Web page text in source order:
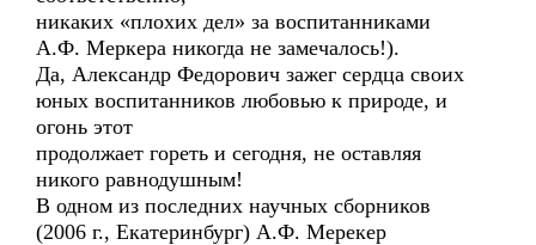
никаких «плохих дел» за воспитанниками
А.Ф. Меркера никогда не замечалось!).
Да, Александр Федорович зажег сердца своих
юных воспитанников любовью к природе, и
огонь этот
продолжает гореть и сегодня, не оставляя
никого равнодушным!
В одном из последних научных сборников
(2006 г., Екатеринбург) А.Ф. Мерекер